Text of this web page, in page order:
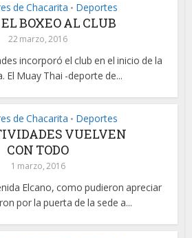
de Chacarita • Deportes
BOXEO AL CLUB
22 marzo, 2016
incorporó el club en el inicio de la
El Muay Thai -deporte de...
de Chacarita • Deportes
VUELVEN
CON TODO
1 marzo, 2016
Elcano, como pudieron apreciar
por la puerta de la sede a...